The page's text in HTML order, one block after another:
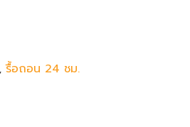
,รื้อถอน 24 ชม.